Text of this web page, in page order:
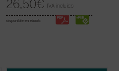
26,50€ IVA incluido
disponible en ebook: